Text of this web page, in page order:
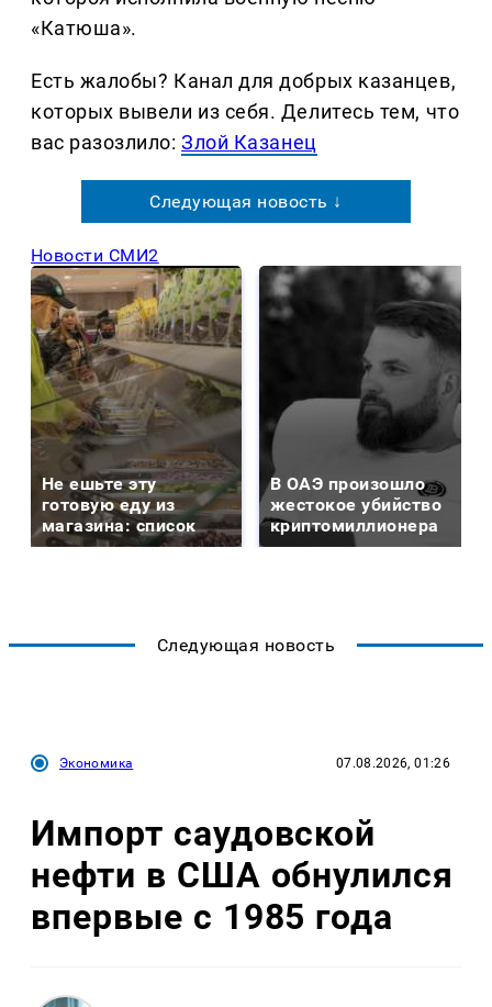
«Катюша».
Есть жалобы? Канал для добрых казанцев,
которых вывели из себя. Делитеcь тем, что
вас разозлило:Злой Казанец
Следующая новость ↓
Новости СМИ2
Не ешьте эту
готовую еду из
магазина: список
В ОАЭ произошло
жестокое убийство
криптомиллионера
Следующая новость
Экономика 07.08.2026, 01:26
Импорт саудовской
нефти в США обнулился
впервые с 1985 года